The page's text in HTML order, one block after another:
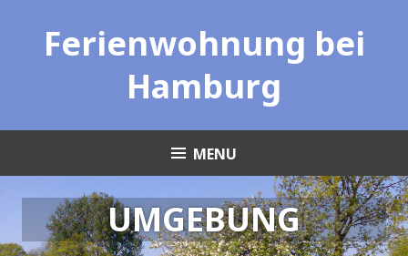
contentFerienwohnung bei
Hamburg
MENU
UMGEBUNG